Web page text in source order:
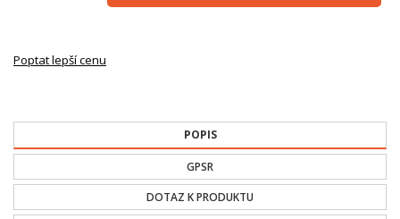
Poptat lepší cenu
POPIS
GPSR
DOTAZ K PRODUKTU